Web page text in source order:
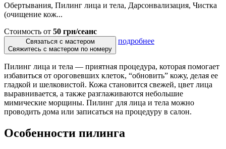
Обертывания, Пилинг лица и тела, Дарсонвализация, Чистка
(очищение кож...
Стоимость от 50 грн/сеанс
Связаться с мастером
Свяжитесь с мастером по номеру
подробнее
Пилинг лица и тела — приятная процедура, которая помогает
избавиться от ороговевших клеток, “обновить” кожу, делая ее
гладкой и шелковистой. Кожа становится свежей, цвет лица
выравнивается, а также разглаживаются небольшие
мимические морщины. Пилинг для лица и тела можно
проводить дома или записаться на процедуру в салон.
Особенности пилинга